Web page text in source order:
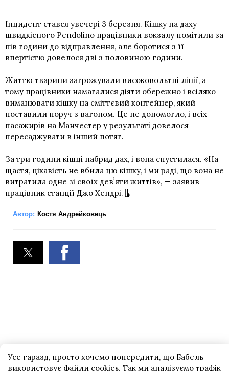
Інцидент стався увечері 3 березня. Кішку на даху
швидкісного Pendolino працівники вокзалу помітили за
пів години до відправлення, але боротися з її
впертістю довелося дві з половиною години.
Життю тварини загрожували високовольтні лінії, а
тому працівники намагалися діяти обережно і всіляко
виманювати кішку на сміттєвий контейнер, який
поставили поруч з вагоном. Це не допомогло, і всіх
пасажирів на Манчестер у результаті довелося
пересаджувати в інший потяг.
За три години кішці набрид дах, і вона спустилася. «На
щастя, цікавість не вбила цю кішку, і ми раді, що вона не
витратила одне зі своїх девʼяти життів», — заявив
працівник станції Джо Хендрі.
Автор: Костя Андрейковець
Усе гаразд, просто хочемо попередити, що Бабель
використовує файли cookies. Так ми аналізуємо трафік